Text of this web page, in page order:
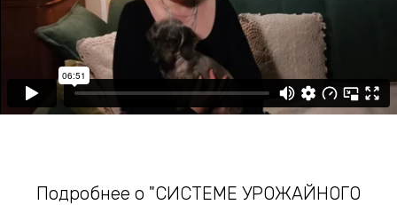
Подробнее о "СИСТЕМЕ УРОЖАЙНОГО